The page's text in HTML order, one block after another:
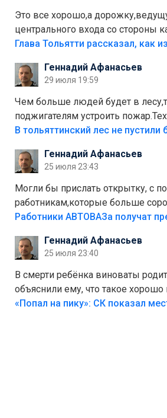
Это все хорошо,а
центрального входа со стороны
аттракционам слабо доделать?А
лежала в парке и испортилась.Да
украли.
Геннадий Афанасьев
29 июля 19:59
Чем больше людей будет в
поджигателям устроить
костры,тех надо безбожно
Штрафы мизерные.
Геннадий Афанасьев
25 июля 23:43
Могли бы прислать открытку, с
работникам,которые больше
на предприятии.
Работники АВТОВАЗа получат
Геннадий Афанасьев
25 июля 23:40
В смерти ребёнка виноваты
объяснили ему, что такое хорошо
Лезть через такой забор,верх